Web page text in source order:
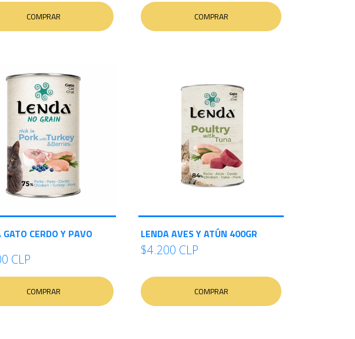
COMPRAR COMPRAR
GATO CERDO Y PAVO
CLP
COMPRAR
LENDA AVES Y ATÚN 400GR
$4.200 CLP
COMPRAR